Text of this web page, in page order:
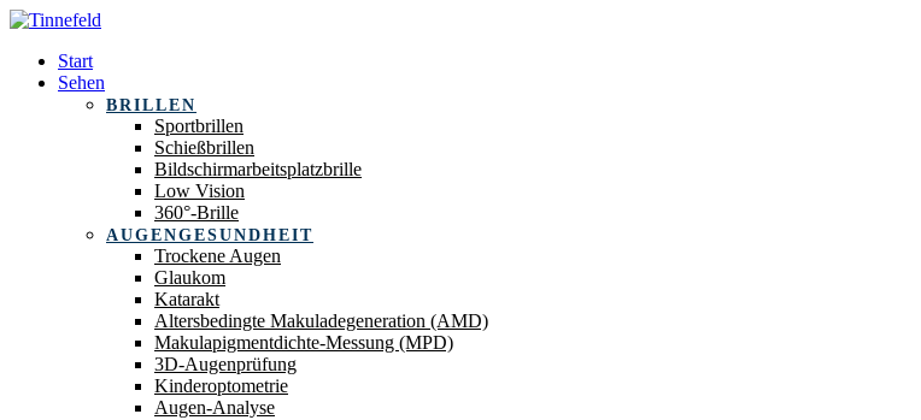
Start
Sehen
BRILLEN
Sportbrillen
Schießbrillen
Bildschirmarbeitsplatzbrille
Low Vision
360°-Brille
AUGENGESUNDHEIT
Trockene Augen
Glaukom
Katarakt
Altersbedingte Makuladegeneration (AMD)
Makulapigmentdichte-Messung (MPD)
3D-Augenprüfung
Kinderoptometrie
Augen-Analyse